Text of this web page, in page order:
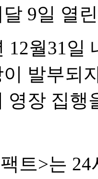
9일 열
12월31일
발부되
영장 집행
트>는